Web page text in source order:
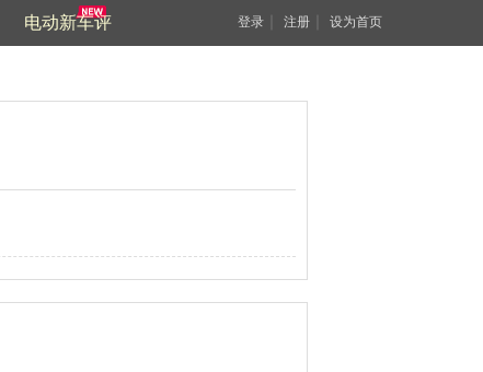
电动新车评 登录 注册 设为首页